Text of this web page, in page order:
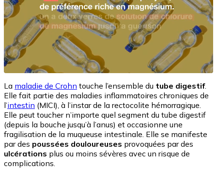
La maladie de Crohn touche l’ensemble du tube digestif.
Elle fait partie des maladies inflammatoires chroniques de
l’intestin (MICI), à l’instar de la rectocolite hémorragique.
Elle peut toucher n’importe quel segment du tube digestif
(depuis la bouche jusqu’à l’anus) et occasionne une
fragilisation de la muqueuse intestinale. Elle se manifeste
par des poussées douloureuses provoquées par des
ulcérations plus ou moins sévères avec un risque de
complications.